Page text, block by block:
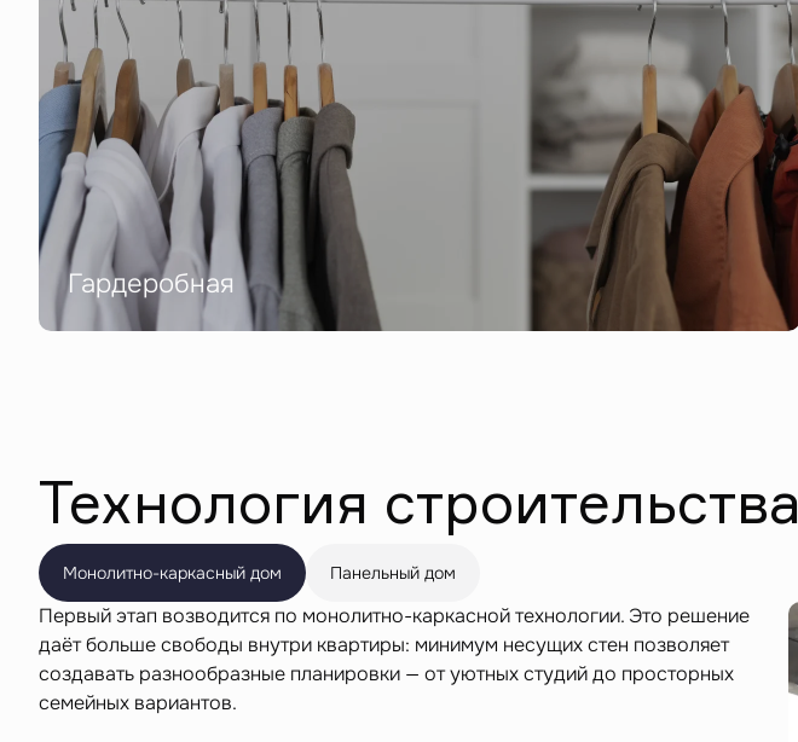
Гардеробная
Технология строительства
Монолитно-каркасный дом Панельный дом
Первый этап возводится по монолитно-каркасной технологии. Это решение
даёт больше свободы внутри квартиры: минимум несущих стен позволяет
создавать разнообразные планировки — от уютных студий до просторных
семейных вариантов.